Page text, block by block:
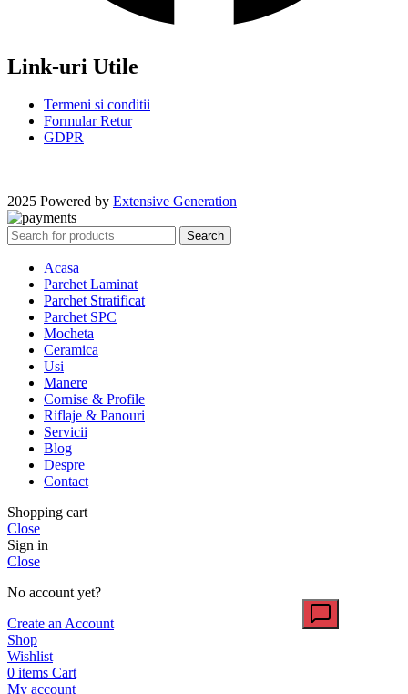
Link-uri Utile
Termeni si conditii
Formular Retur
GDPR
2025 Powered by Extensive Generation
Search
Acasa
Parchet Laminat
Parchet Stratificat
Parchet SPC
Mocheta
Ceramica
Usi
Manere
Cornise & Profile
Riflaje & Panouri
Servicii
Blog
Despre
Contact
Shopping cart
Close
Sign in
Close
No account yet?
Create an Account
Shop
Wishlist
0 items Cart
My account